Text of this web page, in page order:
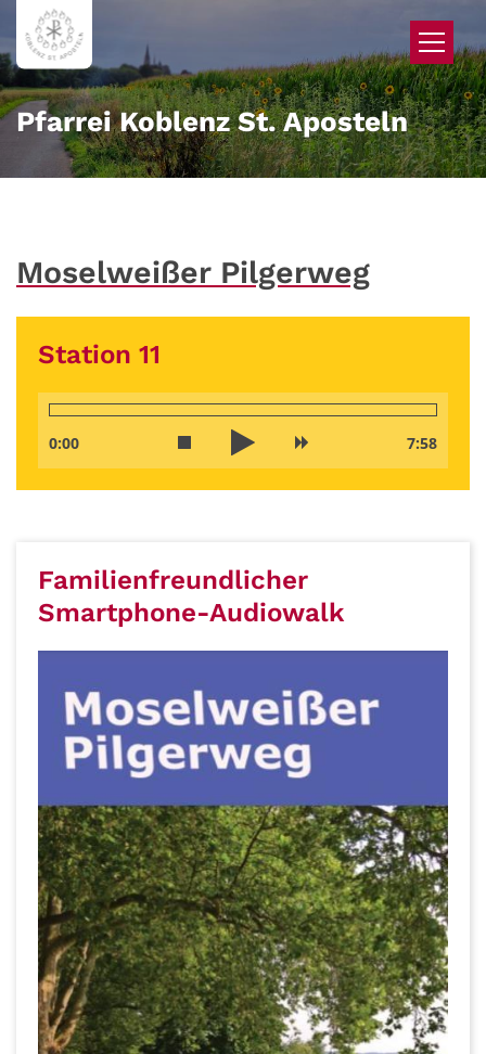
Zum Inhalt springen
Pfarrei Koblenz St. Aposteln
Moselweißer Pilgerweg
Station 11
0:00 7:58
Familienfreundlicher
Smartphone-Audiowalk